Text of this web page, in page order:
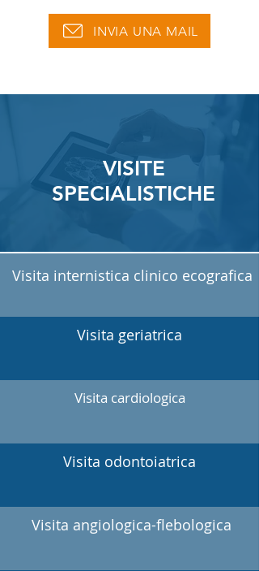
INVIA UNA MAIL
VISITE
SPECIALISTICHE
Visita internistica clinico ecografica
Visita geriatrica
Visita cardiologica
Visita odontoiatrica
Visita angiologica-flebologica